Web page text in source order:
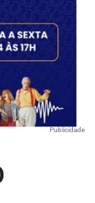
Publicidade